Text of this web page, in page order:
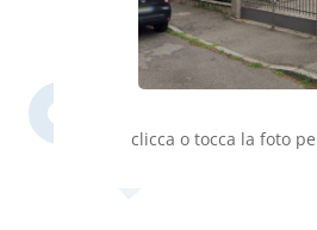
clicca o tocca la foto